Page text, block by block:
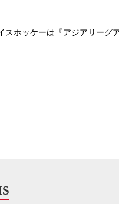
ホッケーは『アジアリーグ